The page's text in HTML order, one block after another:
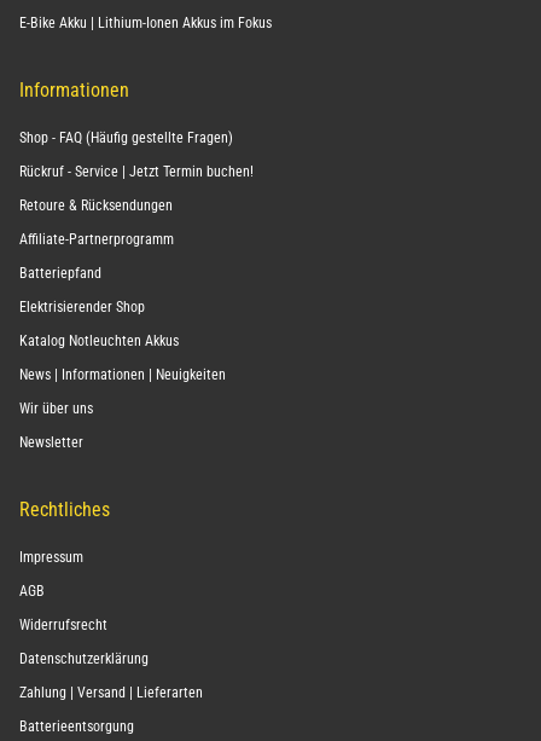
E-Bike Akku | Lithium-Ionen Akkus im Fokus
Informationen
Shop - FAQ (Häufig gestellte Fragen)
Rückruf - Service | Jetzt Termin buchen!
Retoure & Rücksendungen
Affiliate-Partnerprogramm
Batteriepfand
Elektrisierender Shop
Katalog Notleuchten Akkus
News | Informationen | Neuigkeiten
Wir über uns
Newsletter
Rechtliches
Impressum
AGB
Widerrufsrecht
Datenschutzerklärung
Zahlung | Versand | Lieferarten
Batterieentsorgung